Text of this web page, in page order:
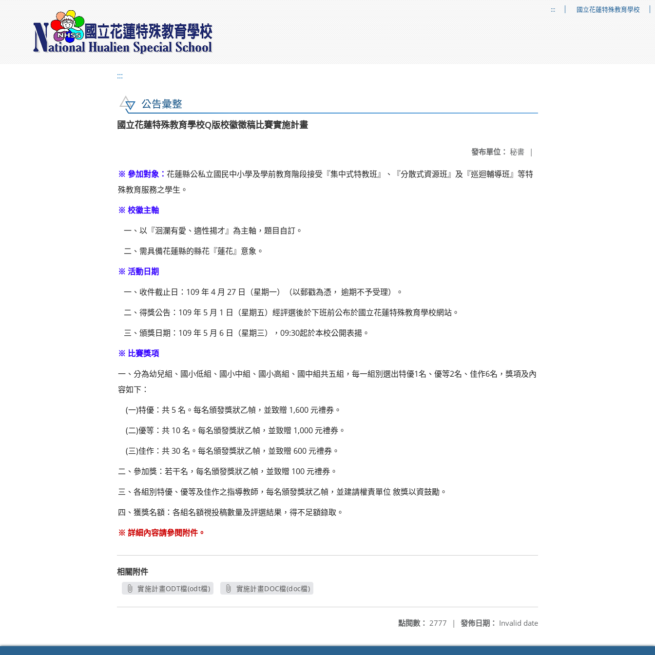
::: 國立花蓮特殊教育學校
:::
公告彙整
國立花蓮特殊教育學校Q版校徽徵稿比賽實施計畫
發布單位： 秘書 |
※ 參加對象： 花蓮縣公私立國民中小學及學前教育階段接受『集中式特教班』、『分散式資源班』及『巡迴輔導班』等特
殊教育服務之學生。
※ 校徽主軸
一、以『洄瀾有愛、適性揚才』為主軸，題目自訂。
二、需具備花蓮縣的縣花『蓮花』意象。
※ 活動日期
一、收件截止日：109 年 4 月 27 日（星期一）（以郵戳為憑， 逾期不予受理）。
二、得獎公告：109 年 5 月 1 日（星期五）經評選後於下班前公布於國立花蓮特殊教育學校網站。
三、頒獎日期：109 年 5 月 6 日（星期三），09:30起於本校公開表揚。
※ 比賽獎項
一、分為幼兒組、國小低組、國小中組、國小高組、國中組共五組，每一組別選出特優1名、優等2名、佳作6名，獎項及內
容如下：
(一)特優：共 5 名。每名頒發獎狀乙幀，並致贈 1,600 元禮券。
(二)優等：共 10 名。每名頒發獎狀乙幀，並致贈 1,000 元禮券。
(三)佳作：共 30 名。每名頒發獎狀乙幀，並致贈 600 元禮券。
二、參加獎：若干名，每名頒發獎狀乙幀，並致贈 100 元禮券。
三、各組別特優、優等及佳作之指導教師，每名頒發獎狀乙幀，並建請權責單位 敘獎以資鼓勵。
四、獲獎名額：各組名額視投稿數量及評選結果，得不足額錄取。
※ 詳細內容請參閱附件。
相關附件
實施計畫ODT檔(odt檔)
實施計畫DOC檔(doc檔)
發佈日期： Invalid date
點閱數： 2777 |